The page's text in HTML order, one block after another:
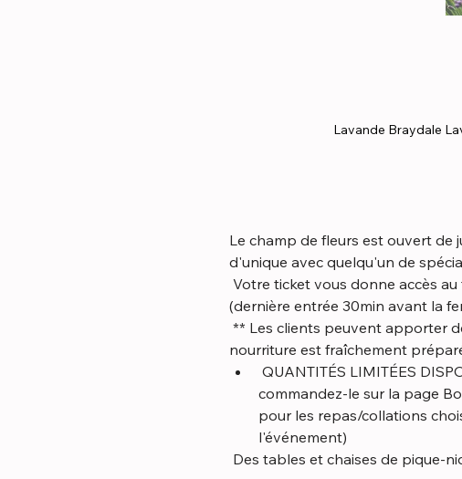
Lavande Braydale
Le champ de fleurs est ouvert de
d'unique avec quelqu'un de
(dernière entrée 30min avant la
nourriture est fraîchement
commandez-le sur la page
pour les repas/collations
l'événement)
Des tables et chaises de pique-